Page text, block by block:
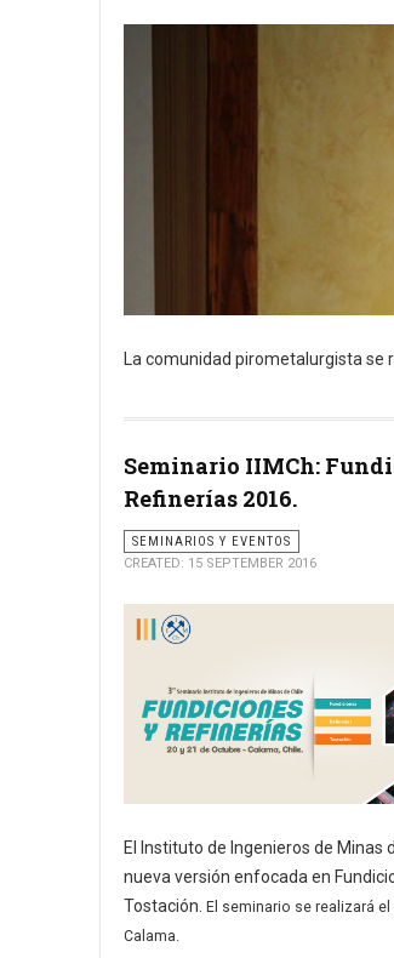
La comunidad pirometalurgista
Seminario IIMCh:
Refinerías 2016.
SEMINARIOS Y EVENTOS
CREATED: 15 SEPTEMBER 2016
El Instituto de Ingenieros de Minas
nueva versión enfocada en
Tostación. El seminario se realizará el
Calama.